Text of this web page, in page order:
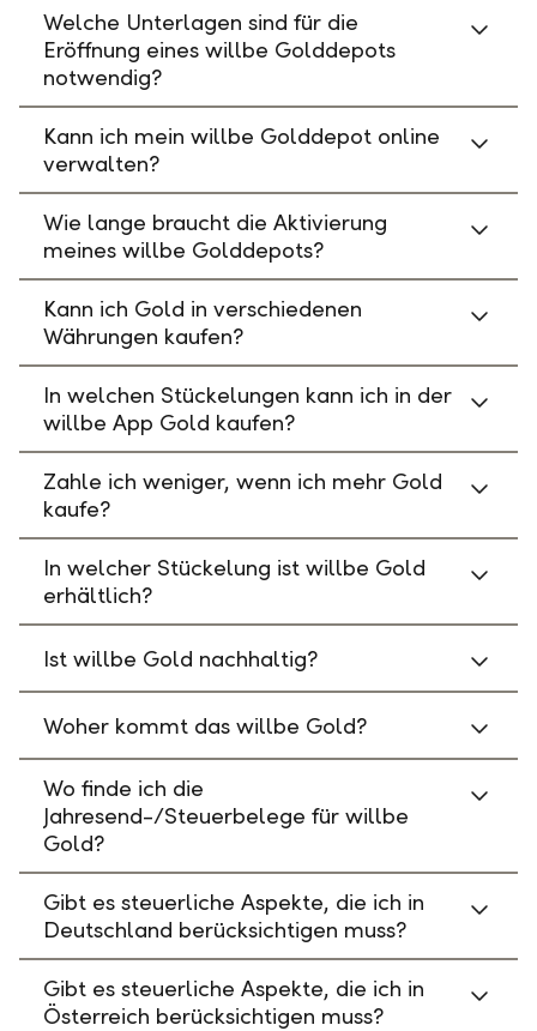
Welche Unterlagen sind für die
Eröffnung eines willbe Golddepots
notwendig?
Kann ich mein willbe Golddepot online
verwalten?
Wie lange braucht die Aktivierung
meines willbe Golddepots?
Kann ich Gold in verschiedenen
Währungen kaufen?
In welchen Stückelungen kann ich in der
willbe App Gold kaufen?
Zahle ich weniger, wenn ich mehr Gold
kaufe?
In welcher Stückelung ist willbe Gold
erhältlich?
Ist willbe Gold nachhaltig?
Woher kommt das willbe Gold?
Wo finde ich die
Jahresend-/Steuerbelege für willbe
Gold?
Gibt es steuerliche Aspekte, die ich in
Deutschland berücksichtigen muss?
Gibt es steuerliche Aspekte, die ich in
Österreich berücksichtigen muss?